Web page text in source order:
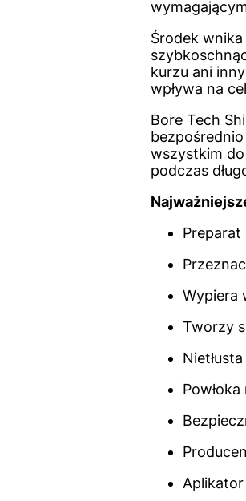
Środek
kurzu ani
wpływa na
Bore Tech
wszystkim
podczas
Wypiera
Tworzy